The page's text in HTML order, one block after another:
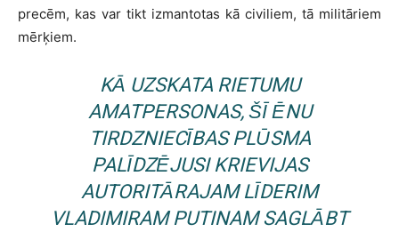
precēm, kas var tikt izmantotas kā civiliem, tā militāriem
mērķiem.
KĀ UZSKATA RIETUMU
AMATPERSONAS, ŠĪ ĒNU
TIRDZNIECĪBAS PLŪSMA
PALĪDZĒJUSI KRIEVIJAS
AUTORITĀRAJAM LĪDERIM
VLADIMIRAM PUTINAM SAGLĀBT